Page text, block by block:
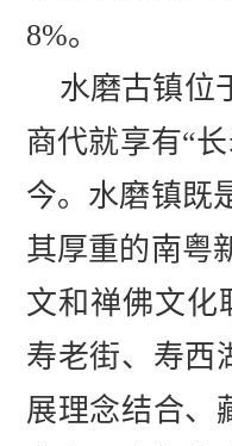
8%。
水磨古镇位
商代就享有“
今。水磨镇既
其厚重的南粤
文和禅佛文化
寿老街、寿西
展理念结合、